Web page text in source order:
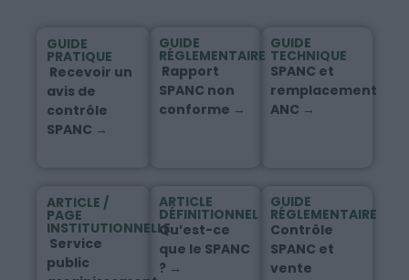
GUIDE
PRATIQUE
Recevoir un
avis de
contrôle
SPANC →
GUIDE
RÉGLEMENTAIRE
Rapport
SPANC non
conforme →
GUIDE
TECHNIQUE
SPANC et
remplacement
ANC →
ARTICLE /
PAGE
INSTITUTIONNELLE
Service
public
ARTICLE
DÉFINITIONNEL
Qu’est-ce
que le SPANC
? →
GUIDE
RÉGLEMENTAIRE
Contrôle
SPANC et
vente